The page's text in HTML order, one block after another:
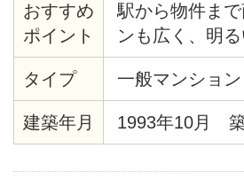
おすすめ
ポイント
駅から物件ま
ンも広く、明る
タイプ 一般マンショ
建築年月 1993年10月